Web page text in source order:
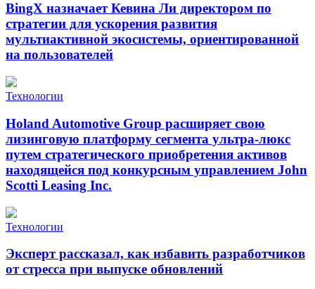
BingX назначает Кевина Ли директором по
стратегии для ускорения развития
мультиактивной экосистемы, ориентированной
на пользователей
Технологии
Holand Automotive Group расширяет свою
лизинговую платформу сегмента ультра-люкс
путем стратегического приобретения активов
находящейся под конкурсным управлением John
Scotti Leasing Inc.
Технологии
Эксперт рассказал, как избавить разработчиков
от стресса при выпуске обновлений